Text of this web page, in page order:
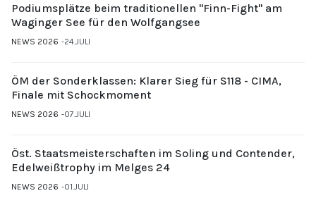
Podiumsplätze beim traditionellen "Finn-Fight" am
Waginger See für den Wolfgangsee
NEWS 2026 24.JULI
ÖM der Sonderklassen: Klarer Sieg für S118 - CIMA,
Finale mit Schockmoment
NEWS 2026 07.JULI
Öst. Staatsmeisterschaften im Soling und Contender,
Edelweißtrophy im Melges 24
NEWS 2026 01.JULI